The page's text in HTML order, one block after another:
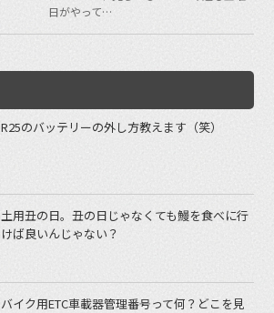
日がやって…
R25のバッテリーの外し方教えます（笑）
土用丑の日。丑の日じゃなくても鰻を食べに行
けば良いんじゃない？
バイク用ETC車載器管理番号って何？どこを見